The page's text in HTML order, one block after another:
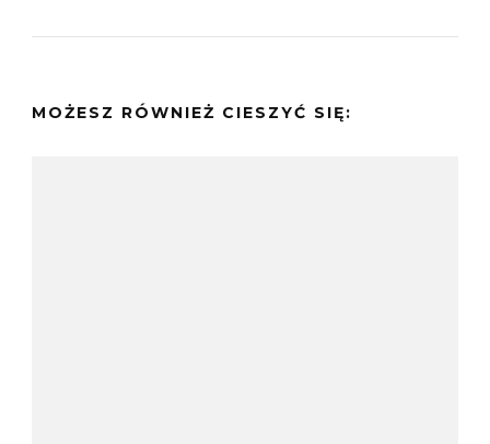
MOŻESZ RÓWNIEŻ CIESZYĆ SIĘ: